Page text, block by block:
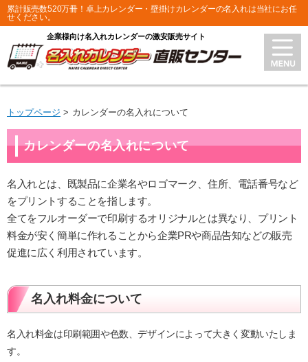
累計販売数520万冊！卓上カレンダー・壁掛けカレンダーの名入れは当社にお任
せください。
企業様向け名入れカレンダーの激安販売サイト
トップページ カレンダーの名入れについて
カレンダーの名入れについて
名入れとは、既製品に企業名やロゴマーク、住所、電話番号など
をプリントすることを指します。
全てをフルオーダーで印刷するオリジナルとは異なり、プリント
料金が安く簡単に作れることから企業PRや商品告知などの販売
促進に広く利用されています。
名入れ料金について
名入れ料金は印刷範囲や色数、デザインによって大きく変動いたしま
す。